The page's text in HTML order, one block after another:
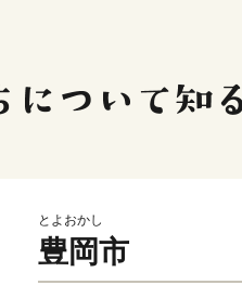
とよおかし
豊岡市